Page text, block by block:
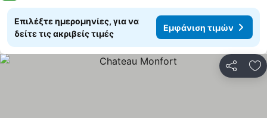
Επιλέξτε ημερομηνίες, για να
δείτε τις ακριβείς τιμές
Εμφάνιση τιμών